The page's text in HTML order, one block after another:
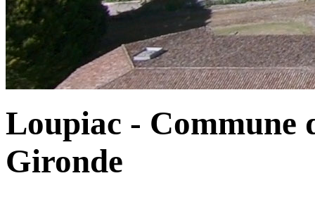
Loupiac - Commune
Gironde